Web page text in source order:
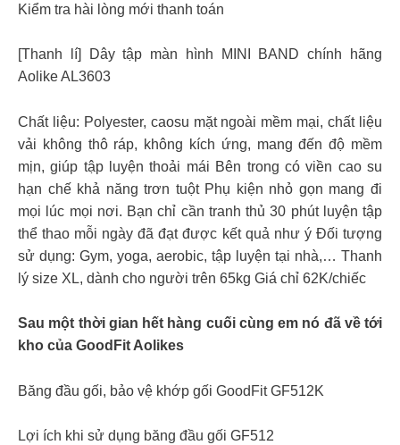
Kiểm tra hài lòng mới thanh toán
[Thanh lí] Dây tập màn hình MINI BAND chính hãng
Aolike AL3603
Chất liệu: Polyester, caosu mặt ngoài mềm mại, chất liệu
vải không thô ráp, không kích ứng, mang đến độ mềm
mịn, giúp tập luyện thoải mái Bên trong có viền cao su
hạn chế khả năng trơn tuột Phụ kiện nhỏ gọn mang đi
mọi lúc mọi nơi. Bạn chỉ cần tranh thủ 30 phút luyện tập
thể thao mỗi ngày đã đạt được kết quả như ý Đối tượng
sử dụng: Gym, yoga, aerobic, tập luyện tại nhà,… Thanh
lý size XL, dành cho người trên 65kg Giá chỉ 62K/chiếc
Sau một thời gian hết hàng cuối cùng em nó đã về tới
kho của GoodFit Aolikes
Băng đầu gối, bảo vệ khớp gối GoodFit GF512K
Lợi ích khi sử dụng băng đầu gối GF512